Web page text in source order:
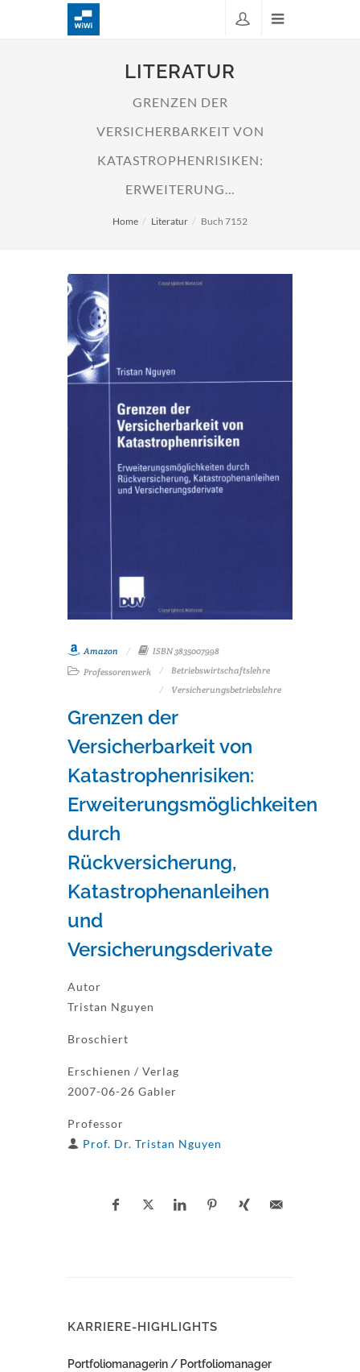
LITERATUR
GRENZEN DER
VERSICHERBARKEIT VON
KATASTROPHENRISIKEN:
ERWEITERUNG...
Home Literatur Buch 7152
Amazon
ISBN 3835007998
Professorenwerk
Betriebswirtschaftslehre
Versicherungsbetriebslehre
Grenzen der
Versicherbarkeit von
Katastrophenrisiken:
Erweiterungsmöglichkeiten
durch
Rückversicherung,
Katastrophenanleihen
und
Versicherungsderivate
Autor
Tristan Nguyen
Broschiert
Erschienen / Verlag
2007-06-26 Gabler
Professor
Prof. Dr. Tristan Nguyen
KARRIERE-HIGHLIGHTS
Portfoliomanagerin / Portfoliomanager